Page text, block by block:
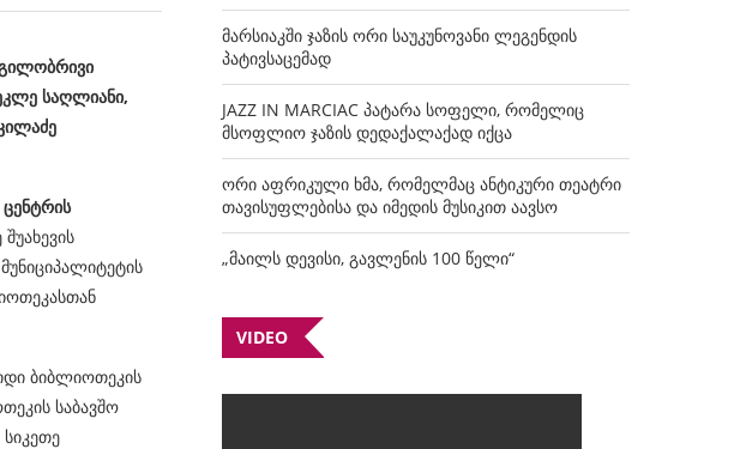
საღლიანი,
ცენტრის
ბიბლიოთეკის
საბავშო
მარსიაკში ჯაზის ორი საუკუნოვანი ლეგენდის
პატივსაცემად
JAZZ IN MARCIAC პატარა სოფელი, რომელიც
მსოფლიო ჯაზის დედაქალაქად იქცა
ორი აფრიკული ხმა, რომელმაც ანტიკური თეატრი
თავისუფლებისა და იმედის მუსიკით აავსო
„მაილს დევისი, გავლენის 100 წელი“
VIDEO